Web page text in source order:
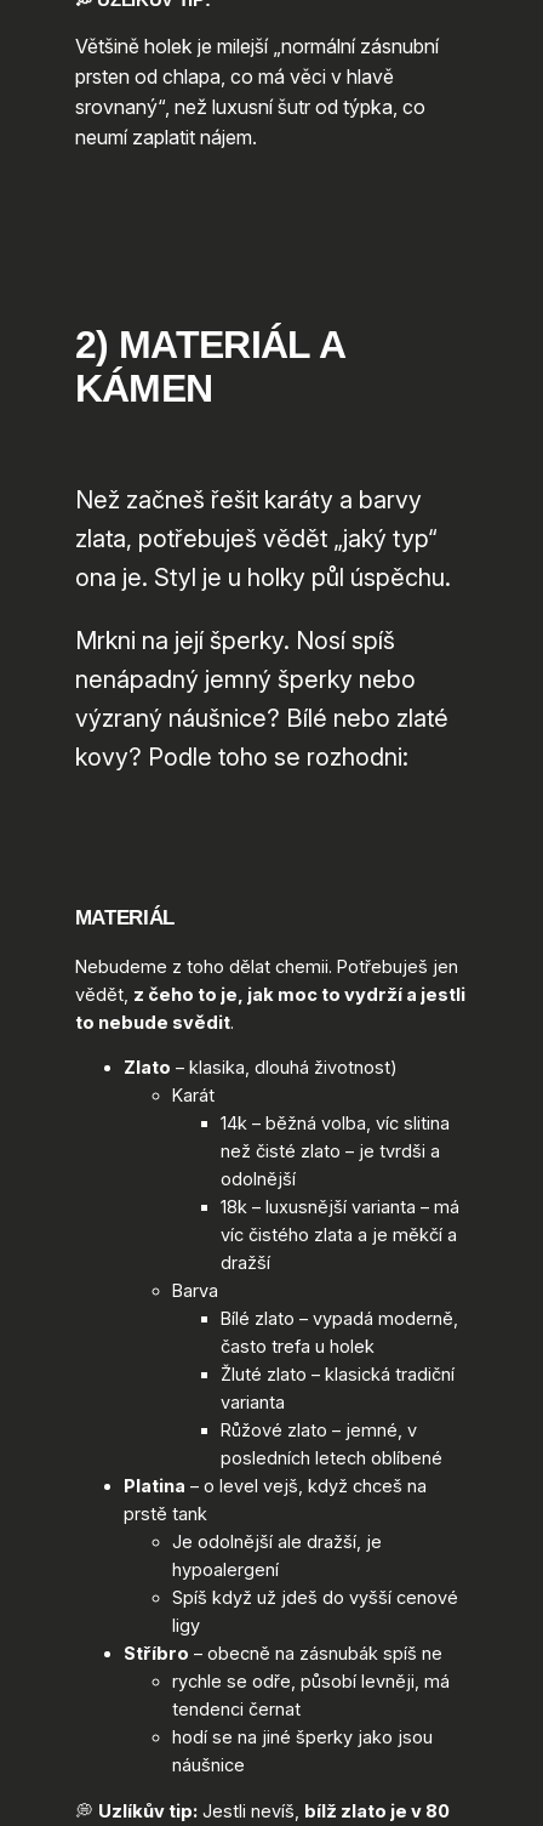
Většině holek je milejší „normální zásnubní
prsten od chlapa, co má věci v hlavě
srovnaný“, než luxusní šutr od týpka, co
neumí zaplatit nájem.
2) MATERIÁL A
KÁMEN
Než začneš řešit karáty a barvy
zlata, potřebuješ vědět „jaký typ“
ona je. Styl je u holky půl úspěchu.
Mrkni na její šperky. Nosí spíš
nenápadný jemný šperky nebo
výzraný náušnice? Bílé nebo zlaté
kovy? Podle toho se rozhodni:
MATERIÁL
Nebudeme z toho dělat chemii. Potřebuješ jen
vědět, z čeho to je, jak moc to vydrží a jestli
to nebude svědit.
Zlato – klasika, dlouhá životnost)
Karát
14k – běžná volba, víc slitina
než čisté zlato – je tvrdši a
odolnější
18k – luxusnější varianta – má
víc čistého zlata a je měkčí a
dražší
Barva
Bílé zlato – vypadá moderně,
často trefa u holek
Žluté zlato – klasická tradiční
varianta
Růžové zlato – jemné, v
posledních letech oblíbené
Platina – o level vejš, když chceš na
prstě tank
Je odolnější ale dražší, je
hypoalergení
Spíš když už jdeš do vyšší cenové
ligy
Stříbro – obecně na zásnubák spíš ne
rychle se odře, působí levněji, má
tendenci černat
hodí se na jiné šperky jako jsou
náušnice
💭 Uzlíkův tip:Jestli nevíš, bílž zlato je v 80